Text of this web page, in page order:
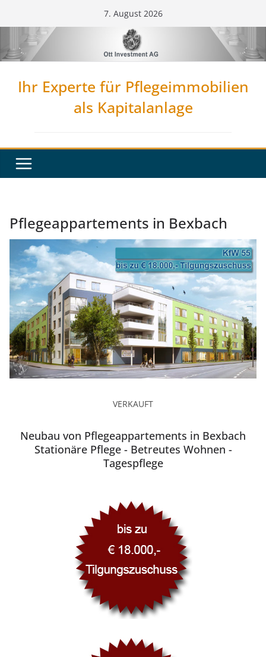
Inhalt
springen
7. August 2026
Ihr Experte für Pflegeimmobilien
als Kapitalanlage
Pflegeappartements in Bexbach
VERKAUFT
Neubau von Pflegeappartements in Bexbach
Stationäre Pflege - Betreutes Wohnen -
Tagespflege